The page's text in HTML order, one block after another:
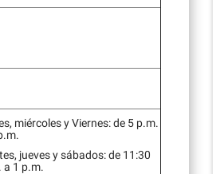
miércoles y Viernes: de 5 p.m.
jueves y sábados: de 11:30
a 1 p.m.